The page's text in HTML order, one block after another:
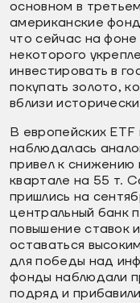
основном в
американские
что сейчас на
некоторого
инвестировать в
покупать золото,
вблизи
В европейских
наблюдалась
привел к снижению
квартале на 55 т.
пришлись на
центральный банк
повышение ставок
оставаться
для победы над
фонды наблюдали
подряд и